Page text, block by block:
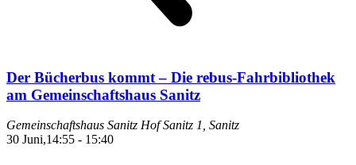
Der Bücherbus kommt – Die rebus-Fahrbibliothek
am Gemeinschaftshaus Sanitz
Gemeinschaftshaus Sanitz Hof Sanitz 1, Sanitz
30 Juni,14:55 - 15:40